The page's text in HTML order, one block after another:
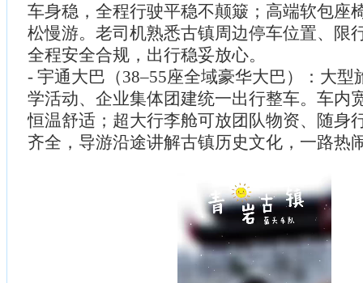
车身稳，全程行驶平稳不颠簸；高端软包座
松慢游。老司机熟悉古镇周边停车位置、限
全程安全合规，出行稳妥放心。
- 宇通大巴（38–55座全域豪华大巴）：大型
学活动、企业集体团建统一出行整车。车内
恒温舒适；超大行李舱可放团队物资、随身
齐全，导游沿途讲解古镇历史文化，一路热